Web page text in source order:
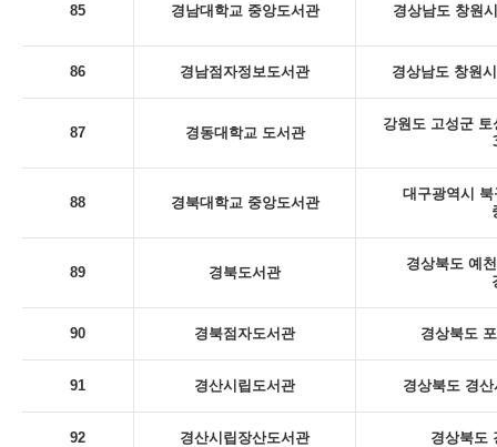
85 경남대학교 중앙도서관 경상남도 창원
86 경남점자정보도서관 경상남도 창원
87 경동대학교 도서관
강원도 고성군
88 경북대학교 중앙도서관
대구광역시
89 경북도서관
경상북도 예
90 경북점자도서관 경상북도
91 경산시립도서관 경상북도 경
92 경산시립장산도서관 경상북도